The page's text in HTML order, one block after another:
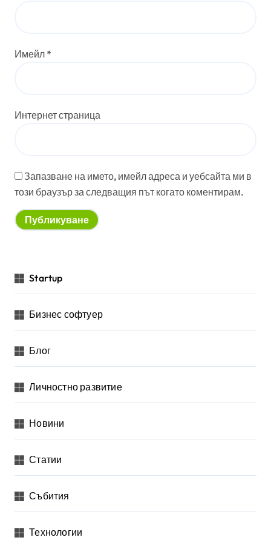
Имейл *
Интернет страница
Запазване на името, имейл адреса и уебсайта ми в
този браузър за следващия път когато коментирам.
Startup
Бизнес софтуер
Блог
Личностно развитие
Новини
Статии
Събития
Технологии